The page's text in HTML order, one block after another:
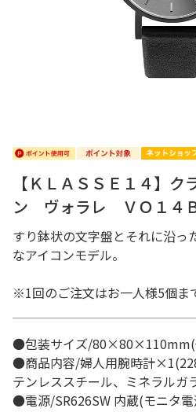
【ＫＬＡＳＳＥ１４】ク
ン ヴォラレ ＶＯ１４
すり鉢状の文字盤とそれに沿っ
なアイコンモデル。
※1回のご注文はお一人様5個ま
●包装サイズ/
●商品内容/婦人用腕時計
テンレススチール、ミネラルガ
●電源/SR626SW 内蔵(モニタ